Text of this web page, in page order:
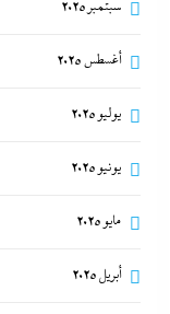
سبتمبر 2025
أغسطس 2025
يوليو 2025
يونيو 2025
مايو 2025
أبريل 2025